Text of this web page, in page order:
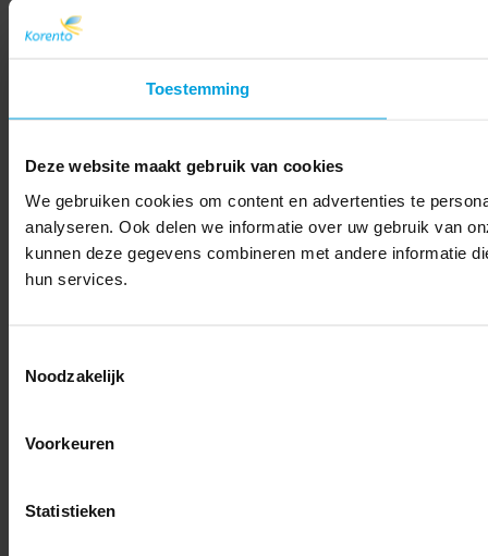
Toestemming
Deze website maakt gebruik van cookies
We gebruiken cookies om content en advertenties te
analyseren. Ook delen we informatie over uw gebruik van
kunnen deze gegevens combineren met andere informatie
hun services.
Noodzakelijk
Voorkeuren
Statistieken